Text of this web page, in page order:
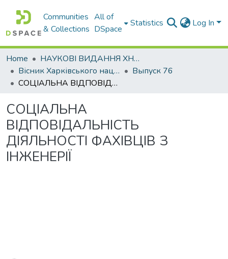
Communities
& Collections
All of
DSpace
Statistics Log In
Home
НАУКОВІ ВИДАННЯ ХНАДУ
Вісник Харківського національного автомобільно-дорожнього університету / Вестник Харьковского национального автомобильно-дорожного университета
Выпуск 76
СОЦІАЛЬНА ВІДПОВІДАЛЬНІСТЬ ДІЯЛЬНОСТІ ФАХІВЦІВ З ІНЖЕНЕРІЇ
СОЦІАЛЬНА
ВІДПОВІДАЛЬНІСТЬ
ДІЯЛЬНОСТІ ФАХІВЦІВ З
ІНЖЕНЕРІЇ